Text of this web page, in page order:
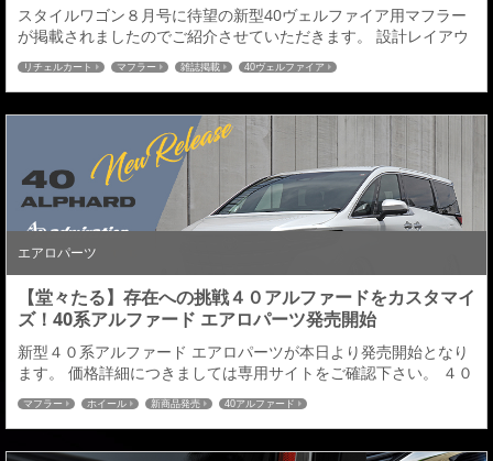
スタイルワゴン８月号に待望の新型40ヴェルファイア用マフラー
が掲載されましたのでご紹介させていただきます。 設計レイアウ
トに拘り、純正よりも低くならないローダウン車にも対応した最
低地上高アップマフラーとなります。 今回４０系ヴェルファイア
用マフラーを開発するにあたり避けては通れない事がありまし
た、オーナー様含め皆様も周知の通り通り40系の地上高は３０系
から比べはかなり低くなっており、少しローダウン...
リチェルカート マフラー 雑誌掲載 40ヴェルファイア
エアロパーツ
【堂々たる】存在への挑戦４０アルファードをカスタマイ
ズ！40系アルファード エアロパーツ発売開始
新型４０系アルファード エアロパーツが本日より発売開始となり
ます。 価格詳細につきましては専用サイトをご確認下さい。 ４０
ALPHARD専用サイト ↑クリック↑ ■フロントハーフスポイラーダ
クトやメッキ加飾をあえて施さない造形美溢れるアルファードに
相応しいワイド基調デザインに拘った構成とし、センター部とコ
ーナー（サイド）部を独立した造形とする事で塗分け塗装による
マフラー ホイール 新商品発売 40アルファード